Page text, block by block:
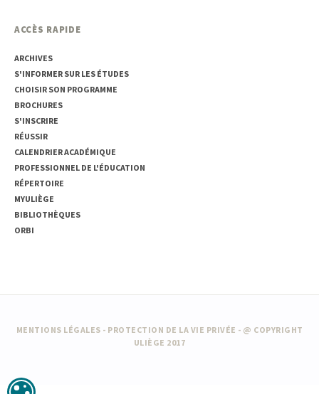
ACCÈS RAPIDE
ARCHIVES
S'INFORMER SUR LES ÉTUDES
CHOISIR SON PROGRAMME
BROCHURES
S'INSCRIRE
RÉUSSIR
CALENDRIER ACADÉMIQUE
PROFESSIONNEL DE L'ÉDUCATION
RÉPERTOIRE
MYULIÈGE
BIBLIOTHÈQUES
ORBI
MENTIONS LÉGALES - PROTECTION DE LA VIE PRIVÉE - @ COPYRIGHT
ULIÈGE 2017